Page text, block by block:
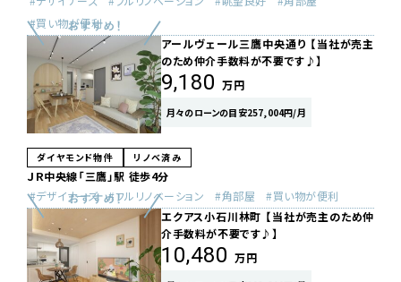
買い物が便利
アールヴェール三鷹中央通り 【当社が売主
のため仲介手数料が不要です♪】
9,180 万円
月々のローンの目安257,004円/月
ダイヤモンド物件 リノベ済み
ＪＲ中央線「三鷹」駅 徒歩4分
デザイナーズ
フルリノベーション 角部屋
買い物が便利
エクアス小石川林町 【当社が売主のため仲
介手数料が不要です♪】
10,480 万円